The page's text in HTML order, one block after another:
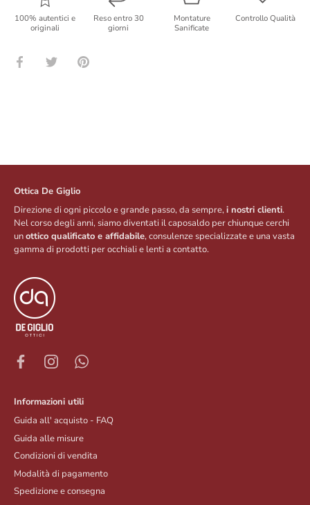
100% autentici e
originali
Reso entro 30
giorni
Montature
Sanificate
Controllo Qualità
CondividiCondividiCondividi
Ottica De Giglio
Direzione di ogni piccolo e grande passo, da sempre,i nostri clienti.
Nel corso degli anni, siamo diventati il caposaldo per chiunque cerchi
unottico qualificato e affidabile, consulenze specializzate e una vasta
gamma di prodotti per occhiali e lenti a contatto.
Informazioni utili
Guida all' acquisto - FAQ
Guida alle misure
Condizioni di vendita
Modalità di pagamento
Spedizione e consegna